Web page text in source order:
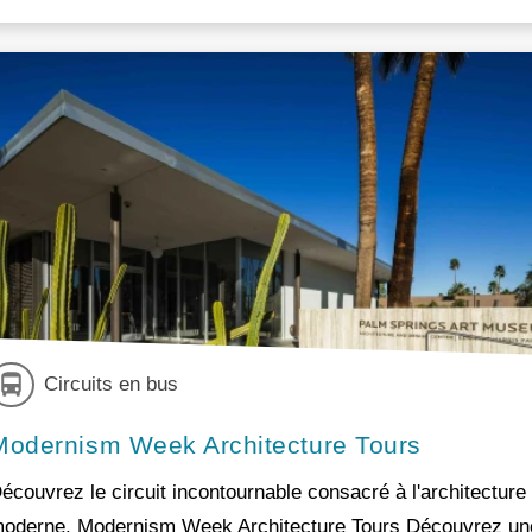
Circuits en bus
Week Architecture Tours
le circuit incontournable consacré à l'architecture
Modernism Week Architecture Tours Découvrez